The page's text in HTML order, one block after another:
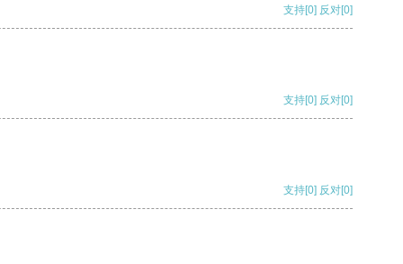
支持[0] 反对[0]
支持[0] 反对[0]
支持[0] 反对[0]